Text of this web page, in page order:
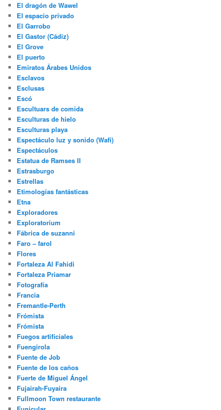
El dragón de Wawel
El espacio privado
El Garrobo
El Gastor (Cádiz)
El Grove
El puerto
Emiratos Árabes Unidos
Esclavos
Esclusas
Escó
Escultuars de comida
Esculturas de hielo
Esculturas playa
Espectáculo luz y sonido (Wafi)
Espectáculos
Estatua de Ramses II
Estrasburgo
Estrellas
Etimologías fantásticas
Etna
Exploradores
Exploratorium
Fábrica de suzanni
Faro – farol
Flores
Fortaleza Al Fahidi
Fortaleza Priamar
Fotografía
Francia
Fremantle-Perth
Frómista
Frómista
Fuegos artificiales
Fuengirola
Fuente de Job
Fuente de los caños
Fuerte de Miguel Ángel
Fujairah-Fuyaira
Fullmoon Town restaurante